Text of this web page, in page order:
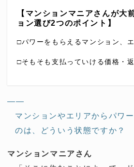
【マンションマニアさんが大
ョン選び2つのポイント】
□パワーをもらえるマンション、
□そもそも支払っていける価格・
——
マンションやエリアからパワ
のは、どういう状態ですか？
マンションマニアさん